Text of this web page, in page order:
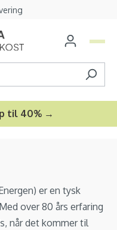
til 40% →
er en tysk
over 80 års erfaring
når det kommer til